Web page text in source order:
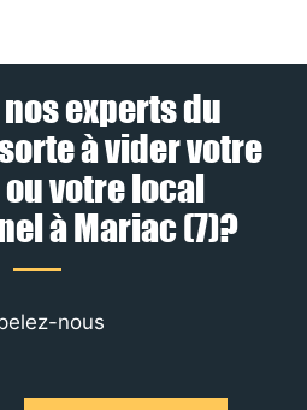
experts du
à vider votre
votre local
à Mariac (7)?
nous